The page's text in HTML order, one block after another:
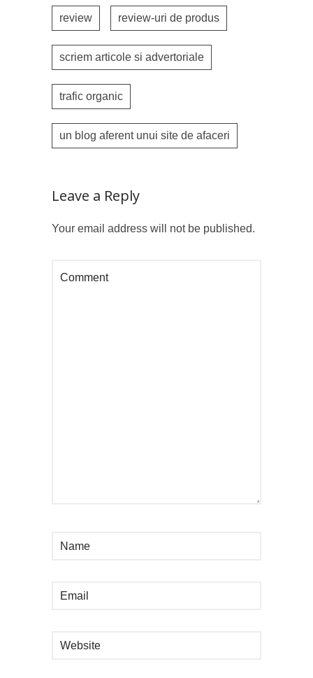
review review-uri de produs
scriem articole si advertoriale
trafic organic
un blog aferent unui site de afaceri
Leave a Reply
Your email address will not be published.